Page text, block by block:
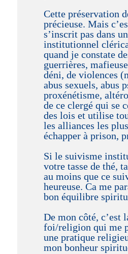
Cette préservation
précieuse. Mais
s’inscrit pas dans
institutionnel
quand je constate
guerrières,
déni, de violences
abus sexuels, abus
proxénétisme,
de ce clergé qui se
des lois et utilise
les alliances les
échapper à prison,
Si le suivisme
votre tasse de thé,
au moins que ce
heureuse. Ca me
bon équilibre
De mon côté, c’est
foi/religion qui me
une pratique
mon bonheur